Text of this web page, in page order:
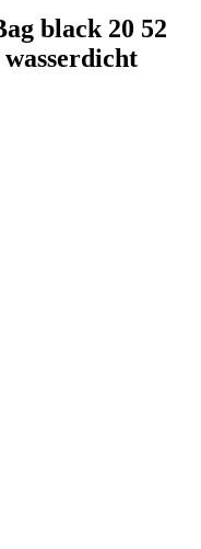
black 20 52
wasserdicht